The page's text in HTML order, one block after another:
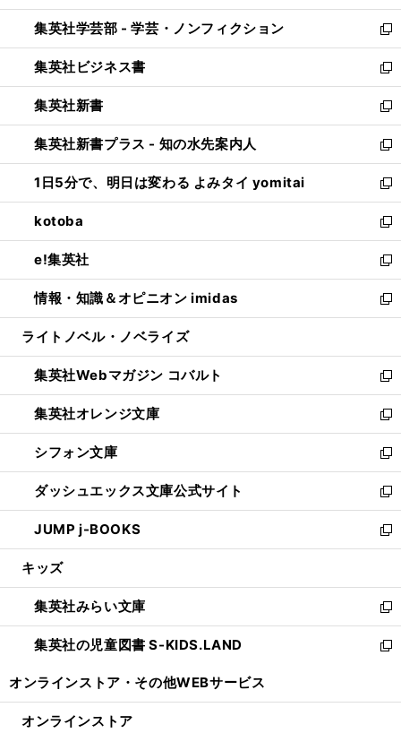
開
く
ウ
で
開
く
ン
ド
ウ
で
開
く
ウ
ィ
ン
ド
ウ
で
開
く
集英社学芸部 - 学芸・ノンフィクション
新
し
い
ウ
ィ
ン
ド
ウ
で
開
く
集英社ビジネス書
新
し
い
ウ
ィ
ン
ド
ウ
で
開
く
集英社新書
新
し
い
ウ
ィ
ン
ド
ウ
で
開
く
集英社新書プラス - 知の水先案内人
新
し
い
ウ
ィ
ン
ド
ウ
で
開
1日5分で、明日は変わる よみタイ yomitai
新
し
い
ウ
ィ
ン
ド
ウ
開
く
kotoba
新
し
い
ウ
ィ
ン
ウ
で
開
く
e!集英社
新
し
い
ウ
ン
ド
ウ
で
開
く
情報・知識＆オピニオン imidas
新
し
ウ
ィ
ン
ド
ウ
で
開
く
ライトノベル・ノベライズ
集英社Webマガジン コバルト
新
し
い
ウ
ィ
ン
ド
ウ
で
開
集英社オレンジ文庫
新
し
い
ウ
ィ
ン
ド
ウ
開
く
シフォン文庫
新
し
い
ウ
ィ
ン
ウ
で
開
く
ダッシュエックス文庫公式サイト
新
し
い
ウ
ン
ド
ウ
で
JUMP j-BOOKS
新
し
ウ
ィ
ン
ド
開
キッズ
集英社みらい文庫
新
し
い
ン
集英社の児童図書 S-KIDS.LAND
新
ウ
オンラインストア・ その他WEBサービス
オンラインストア